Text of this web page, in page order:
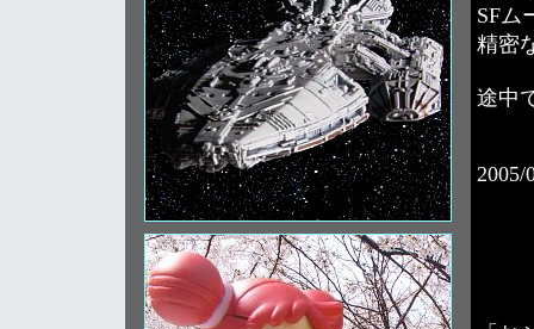
SFム
精密
途中
2005/